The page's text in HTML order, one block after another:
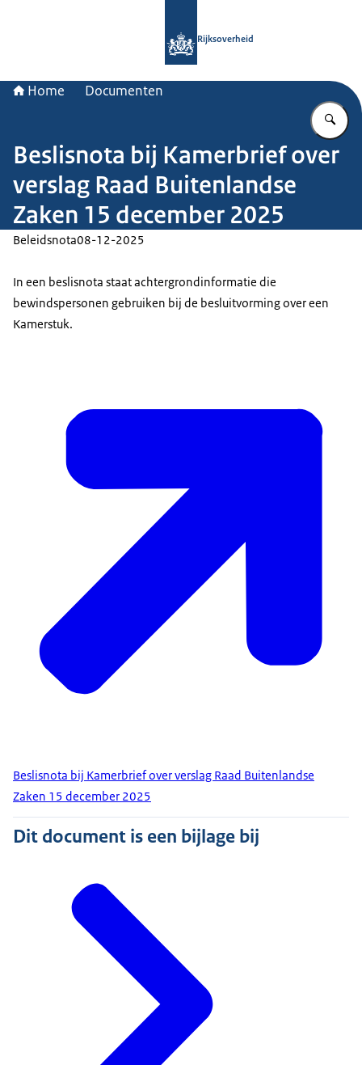
Rijksoverheid
Home Documenten
Beslisnota bij Kamerbrief over
verslag Raad Buitenlandse
Zaken 15 december 2025
Beleidsnota08-12-2025
In een beslisnota staat achtergrondinformatie die
bewindspersonen gebruiken bij de besluitvorming over een
Kamerstuk.
Beslisnota bij Kamerbrief over verslag Raad Buitenlandse
Zaken 15 december 2025
Dit document is een bijlage bij